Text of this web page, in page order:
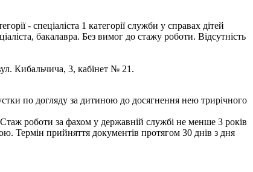
- спеціаліста 1 категорії служби у справах дітей
бакалавра. Без вимог до стажу роботи. Відсутність
Кибальчича, 3, кабінет № 21.
по догляду за дитиною до досягнення нею трирічного
роботи за фахом у державній службі не менше 3 років
Термін прийняття документів протягом 30 днів з дня